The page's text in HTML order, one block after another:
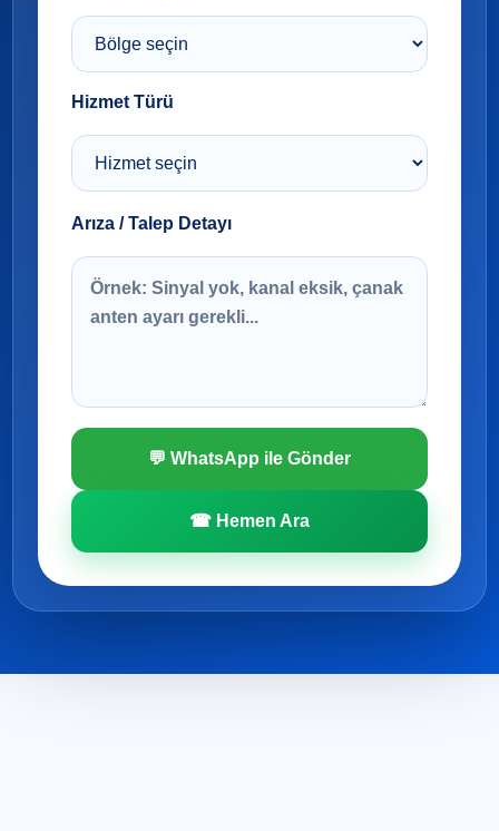
Hizmet Türü
Arıza / Talep Detayı
💬 WhatsApp ile Gönder
☎ Hemen Ara